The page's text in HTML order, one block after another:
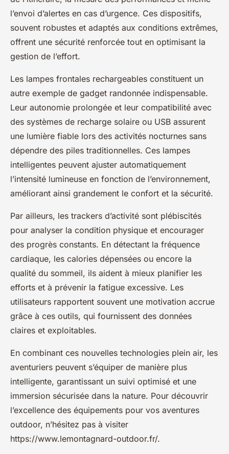
l’envoi d’alertes en cas d’urgence. Ces dispositifs,
souvent robustes et adaptés aux conditions extrêmes,
offrent une sécurité renforcée tout en optimisant la
gestion de l’effort.
Les lampes frontales rechargeables constituent un
autre exemple de gadget randonnée indispensable.
Leur autonomie prolongée et leur compatibilité avec
des systèmes de recharge solaire ou USB assurent
une lumière fiable lors des activités nocturnes sans
dépendre des piles traditionnelles. Ces lampes
intelligentes peuvent ajuster automatiquement
l’intensité lumineuse en fonction de l’environnement,
améliorant ainsi grandement le confort et la sécurité.
Par ailleurs, les trackers d’activité sont plébiscités
pour analyser la condition physique et encourager
des progrès constants. En détectant la fréquence
cardiaque, les calories dépensées ou encore la
qualité du sommeil, ils aident à mieux planifier les
efforts et à prévenir la fatigue excessive. Les
utilisateurs rapportent souvent une motivation accrue
grâce à ces outils, qui fournissent des données
claires et exploitables.
En combinant ces nouvelles technologies plein air, les
aventuriers peuvent s’équiper de manière plus
intelligente, garantissant un suivi optimisé et une
immersion sécurisée dans la nature. Pour découvrir
l’excellence des équipements pour vos aventures
outdoor, n’hésitez pas à visiter
https://www.lemontagnard-outdoor.fr/.